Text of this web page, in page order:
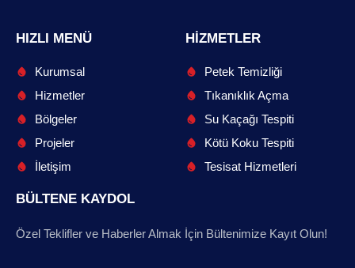
HIZLI MENÜ
Kurumsal
Hizmetler
Bölgeler
Projeler
İletişim
HIZMETLER
Petek Temizliği
Tıkanıklık Açma
Su Kaçağı Tespiti
Kötü Koku Tespiti
Tesisat Hizmetleri
BÜLTENE KAYDOL
Özel Teklifler ve Haberler Almak İçin Bültenimize Kayıt Olun!